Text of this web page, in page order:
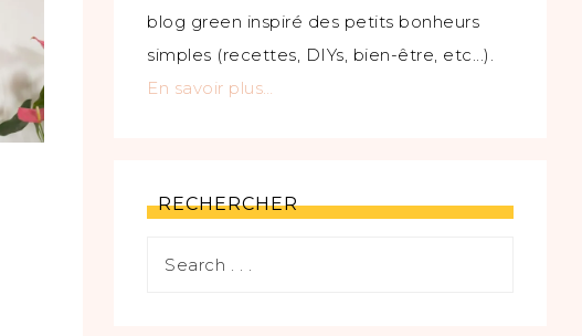
blog green inspiré des petits bonheurs
simples (recettes, DIYs, bien-être, etc...).
En savoir plus…
RECHERCHER